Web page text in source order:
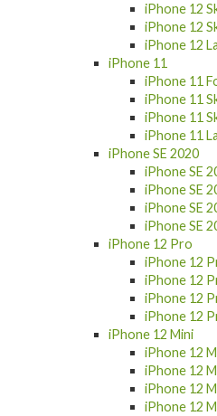
iPhone 12
iPhone 12
iPhone 12
iPhone 11
iPhone 11
iPhone 11
iPhone 11
iPhone 11
iPhone SE 2020
iPhone SE
iPhone SE
iPhone SE
iPhone SE
iPhone 12 Pro
iPhone 12
iPhone 12
iPhone 12
iPhone 12
iPhone 12 Mini
iPhone 12
iPhone 12
iPhone 12
iPhone 12